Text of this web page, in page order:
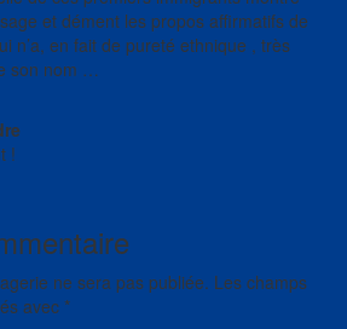
et dément les propos affirmatifs de
n’a, en fait de pureté ethnique , très
son nom …
!
ne sera pas publiée. Les champs
avec *